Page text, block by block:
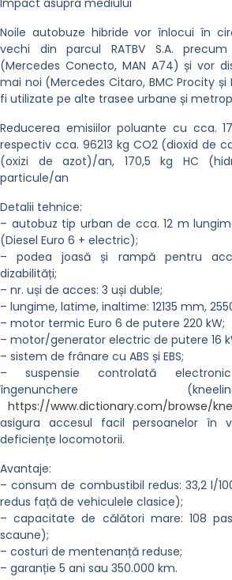
Noile autobuze hibride vor înlocui în
vechi din parcul RATBV S.A.
(Mercedes Conecto, MAN A74) și vor
mai noi (Mercedes Citaro, BMC Procity
fi utilizate pe alte trasee urbane și
Reducerea emisiilor poluante cu cca.
respectiv cca. 96213 kg CO2 (dioxid de
(oxizi de azot)/an, 170,5 kg HC
particule/an
Detalii tehnice:
– autobuz tip urban de cca. 12 m
(Diesel Euro 6 + electric);
– podea joasă și rampă pentru
dizabilități;
– nr. uși de acces: 3 uși duble;
– lungime, latime, inaltime: 12135 mm,
– motor termic Euro 6 de putere 220 kW;
– motor/generator electric de putere 16
– sistem de frânare cu ABS și EBS;
– suspensie controlată
îngenunchere
https://www.dictionary.com/browse/
asigura accesul facil persoanelor în
deficiențe locomotorii.
Avantaje:
– consum de combustibil redus: 33,2 l/
redus față de vehiculele clasice);
– capacitate de călători mare: 108
scaune);
– costuri de mentenanță reduse;
– garanție 5 ani sau 350.000 km.